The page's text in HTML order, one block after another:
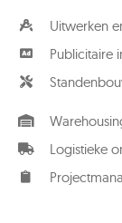
Uitwerken
Publicitaire
Logistieke